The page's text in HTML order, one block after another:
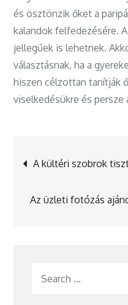
és ösztönzik őket a
kalandok felfedezésére.
jellegűek is lehetnek.
választásnak, ha a
hiszen célzottan tanítják
viselkedésükre és persze
A kültéri szobrok
Az üzleti fotózás